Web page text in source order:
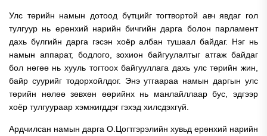
Улс төрийн намын дотоод бүтцийг тогтвортой авч явдаг гол
тулгуур нь ерөнхий нарийн бичгийн дарга болон парламент
дахь бүлгийн дарга гэсэн хоёр албан тушаал байдаг. Нэг нь
намын аппарат, бодлого, зохион байгуулалтыг атгаж байдаг
бол нөгөө нь хууль тогтоох байгууллага дахь улс төрийн жин,
байр суурийг тодорхойлдог. Энэ утгаараа намын даргын улс
төрийн нөлөө зөвхөн өөрийнх нь манлайллаар бус, эдгээр
хоёр тулгуураар хэмжигддэг гэхэд хилсдэхгүй.
Ардчилсан намын дарга О.Цогтгэрэлийн хувьд ерөнхий нарийн